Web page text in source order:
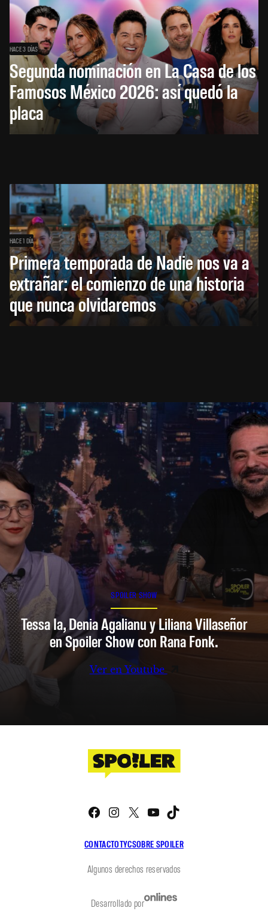
HACE 3 DÍAS
Segunda nominación en La Casa de los
Famosos México 2026: así quedó la
placa
HACE 1 DÍA
Primera temporada de Nadie nos va a
extrañar: el comienzo de una historia
que nunca olvidaremos
SPOILER SHOW
Tessa Ia, Denia Agalianu y Liliana Villaseñor
en Spoiler Show con Rana Fonk.
Ver en Youtube
CONTACTOTYCSOBRE SPOILER
Facebook
Instagram
X YouTube
Algunos derechos reservados
Desarrollado por